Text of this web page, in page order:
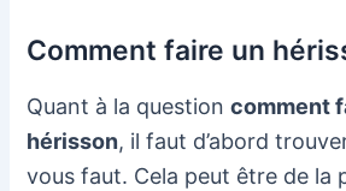
Comment faire un
Quant à la questioncomment
hérisson, il faut d’abord
vous faut. Cela peut être de la